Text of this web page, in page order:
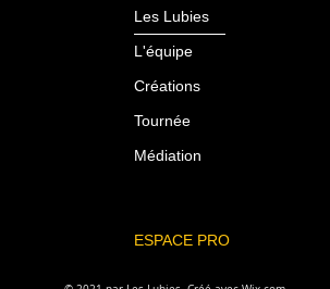
Les Lubies
L'équipe
Créations
Tournée
Médiation
ESPACE PRO